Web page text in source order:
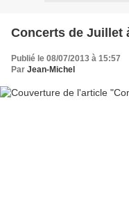
Concerts de Juillet
Publié le 08/07/2013 à 15:57
Par Jean-Michel